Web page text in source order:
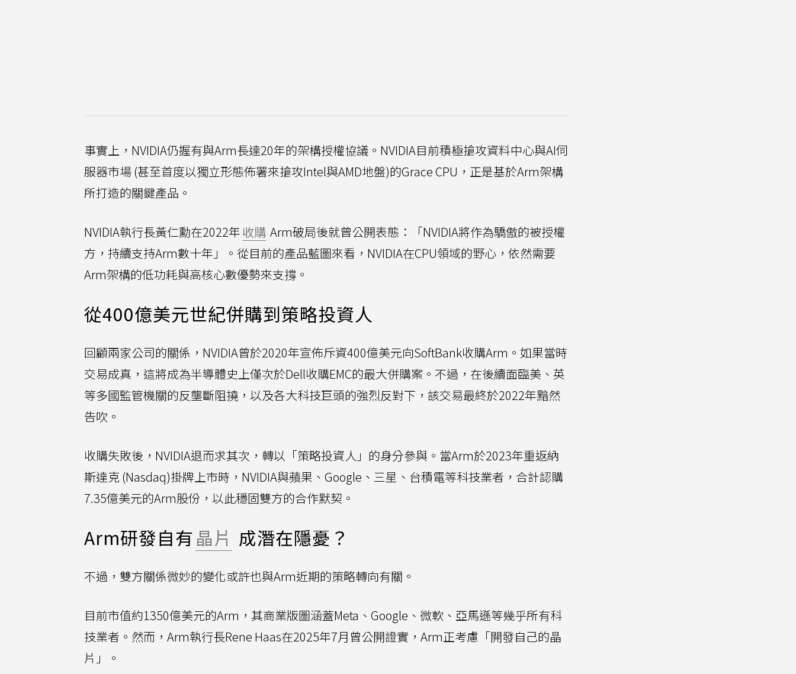
事實上，NVIDIA仍握有與Arm長達20年的架構授權協議。NVIDIA目前積極搶攻資料中心與AI伺
服器市場 (甚至首度以獨立形態佈署來搶攻Intel與AMD地盤)的Grace CPU，正是基於Arm架構
所打造的關鍵產品。
NVIDIA執行長黃仁勳在2022年收購 Arm破局後就曾公開表態：「NVIDIA將作為驕傲的被授權
方，持續支持Arm數十年」。從目前的產品藍圖來看，NVIDIA在CPU領域的野心，依然需要
Arm架構的低功耗與高核心數優勢來支撐。
從400億美元世紀併購到策略投資人
回顧兩家公司的關係，NVIDIA曾於2020年宣佈斥資400億美元向SoftBank收購Arm。如果當時
交易成真，這將成為半導體史上僅次於Dell收購EMC的最大併購案。不過，在後續面臨美、英
等多國監管機關的反壟斷阻撓，以及各大科技巨頭的強烈反對下，該交易最終於2022年黯然
告吹。
收購失敗後，NVIDIA退而求其次，轉以「策略投資人」的身分參與。當Arm於2023年重返納
斯達克 (Nasdaq)掛牌上市時，NVIDIA與蘋果、Google、三星、台積電等科技業者，合計認購
7.35億美元的Arm股份，以此穩固雙方的合作默契。
Arm研發自有晶片 成潛在隱憂？
不過，雙方關係微妙的變化或許也與Arm近期的策略轉向有關。
目前市值約1350億美元的Arm，其商業版圖涵蓋Meta、Google、微軟、亞馬遜等幾乎所有科
技業者。然而，Arm執行長Rene Haas在2025年7月曾公開證實，Arm正考慮「開發自己的晶
片」。